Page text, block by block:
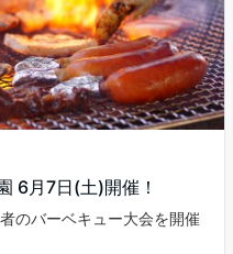
6月7日(土)開催！
のバーベキュー大会を開催